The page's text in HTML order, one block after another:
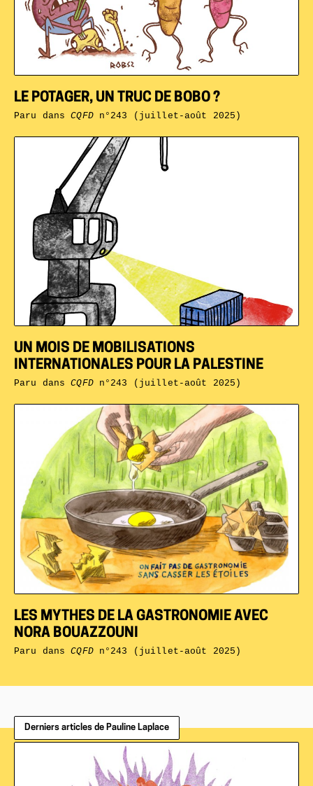
LES MYTHES DE LA GASTRONOMIE AVEC
NORA BOUAZZOUNI
Paru dansCQFDn°243 (juillet-août 2025)
UN MOIS DE MOBILISATIONS
INTERNATIONALES POUR LA PALESTINE
Paru dansCQFDn°243 (juillet-août 2025)
LE POTAGER, UN TRUC DE BOBO ?
Paru dansCQFDn°243 (juillet-août 2025)
Derniers articles de Pauline Laplace